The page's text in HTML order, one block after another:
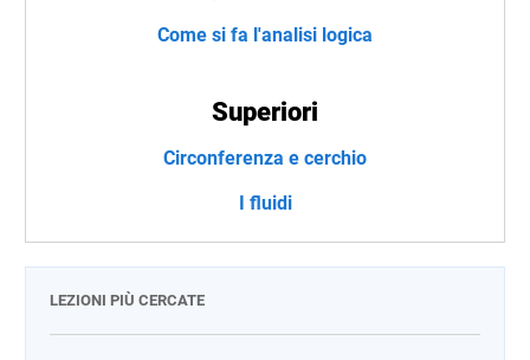
Come si fa l'analisi logica
Superiori
Circonferenza e cerchio
I fluidi
LEZIONI PIÙ CERCATE